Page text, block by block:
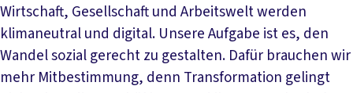
Wirtschaft, Gesellschaft und Arbeitswelt werden
klimaneutral und digital. Unsere Aufgabe ist es, den
Wandel sozial gerecht zu gestalten. Dafür brauchen wir
mehr Mitbestimmung, denn Transformation gelingt